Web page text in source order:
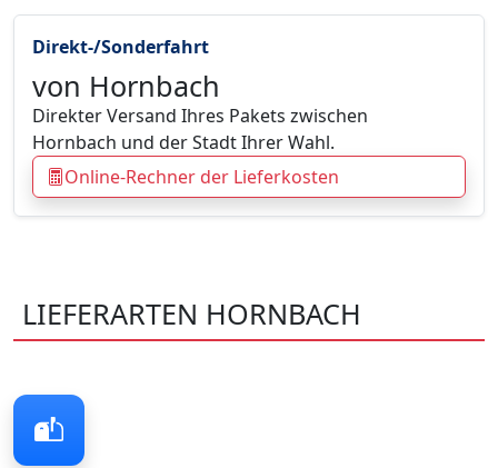
Direkt-/Sonderfahrt
von Hornbach
Direkter Versand Ihres Pakets zwischen
Hornbach und der Stadt Ihrer Wahl.
Online-Rechner der Lieferkosten
LIEFERARTEN HORNBACH